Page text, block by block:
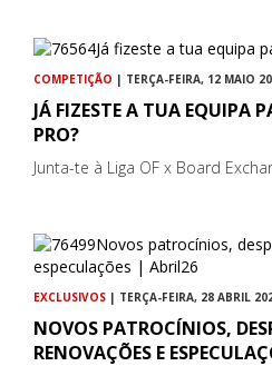
COMPETIÇÃO | TERÇA-FEIRA, 12 MAIO
JÁ FIZESTE A TUA EQUIPA
PRO?
Junta-te à Liga OF x Board
EXCLUSIVOS | TERÇA-FEIRA, 28 ABRIL
NOVOS PATROCÍNIOS,
RENOVAÇÕES E